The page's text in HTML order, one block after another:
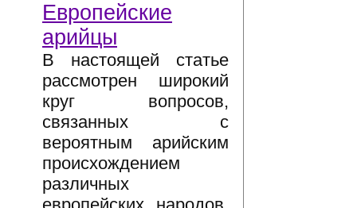
Европейские
арийцы
В настоящей статье
рассмотрен широкий
круг вопросов,
связанных с
вероятным арийским
происхождением
различных